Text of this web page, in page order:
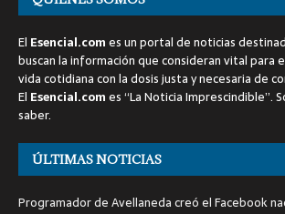
El Esencial.comes un portal de noticias
buscan la información que consideran vital para
vida cotidiana con la dosis justa y necesaria de
El Esencial.comes “La Noticia Imprescindible”.
saber.
ÚLTIMAS NOTICIAS
Programador de Avellaneda creó el Facebook